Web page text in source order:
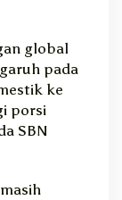
global
pada
ke
porsi
SBN